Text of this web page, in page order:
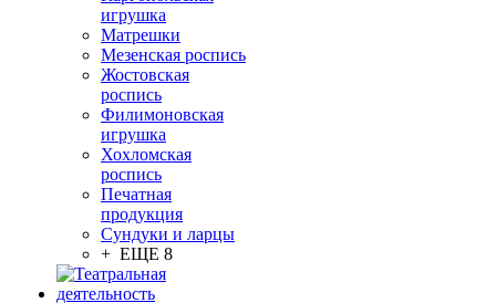
игрушка
Матрешки
Мезенская роспись
Жостовская
роспись
Филимоновская
игрушка
Хохломская
роспись
Печатная
продукция
Сундуки и ларцы
+ ЕЩЕ 8